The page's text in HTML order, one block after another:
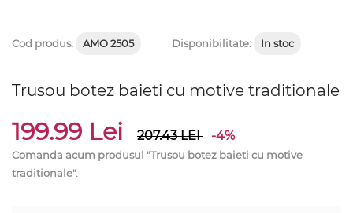
Cod produs: AMO 2505 Disponibilitate: In stoc
Trusou botez baieti cu motive traditionale
199.99 Lei 207.43LEI -4%
Comanda acum produsul "Trusou botez baieti cu motive
traditionale".